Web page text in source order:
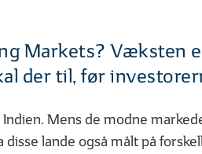
Markets? Væksten
der til, før
Mens de modne
lande også målt på